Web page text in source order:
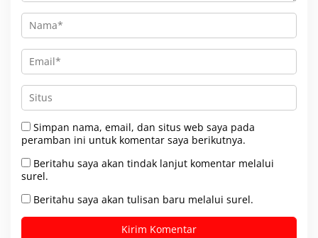
Simpan nama, email, dan situs web saya pada
peramban ini untuk komentar saya berikutnya.
Beritahu saya akan tindak lanjut komentar melalui
surel.
Beritahu saya akan tulisan baru melalui surel.